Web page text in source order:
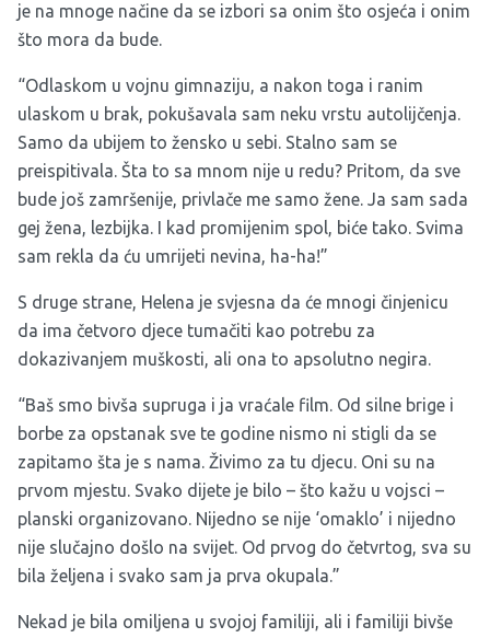
je na mnoge načine da se izbori sa onim što osjeća i onim
što mora da bude.
“Odlaskom u vojnu gimnaziju, a nakon toga i ranim
ulaskom u brak, pokušavala sam neku vrstu autolijčenja.
Samo da ubijem to žensko u sebi. Stalno sam se
preispitivala. Šta to sa mnom nije u redu? Pritom, da sve
bude još zamršenije, privlače me samo žene. Ja sam sada
gej žena, lezbijka. I kad promijenim spol, biće tako. Svima
sam rekla da ću umrijeti nevina, ha-ha!”
S druge strane, Helena je svjesna da će mnogi činjenicu
da ima četvoro djece tumačiti kao potrebu za
dokazivanjem muškosti, ali ona to apsolutno negira.
“Baš smo bivša supruga i ja vraćale film. Od silne brige i
borbe za opstanak sve te godine nismo ni stigli da se
zapitamo šta je s nama. Živimo za tu djecu. Oni su na
prvom mjestu. Svako dijete je bilo – što kažu u vojsci –
planski organizovano. Nijedno se nije ‘omaklo’ i nijedno
nije slučajno došlo na svijet. Od prvog do četvrtog, sva su
bila željena i svako sam ja prva okupala.”
Nekad je bila omiljena u svojoj familiji, ali i familiji bivše